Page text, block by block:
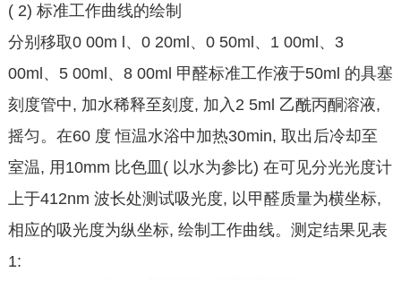
( 2) 标准工作曲线的绘制
分别移取0 00m l、0 20ml、0 50ml、1 00ml、3
00ml、5 00ml、8 00ml 甲醛标准工作液于50ml 的具塞
刻度管中, 加水稀释至刻度, 加入2 5ml 乙酰丙酮溶液,
摇匀。在60 度 恒温水浴中加热30min, 取出后冷却至
室温, 用10mm 比色皿( 以水为参比) 在可见分光光度计
上于412nm 波长处测试吸光度, 以甲醛质量为横坐标,
相应的吸光度为纵坐标, 绘制工作曲线。测定结果见表
1: